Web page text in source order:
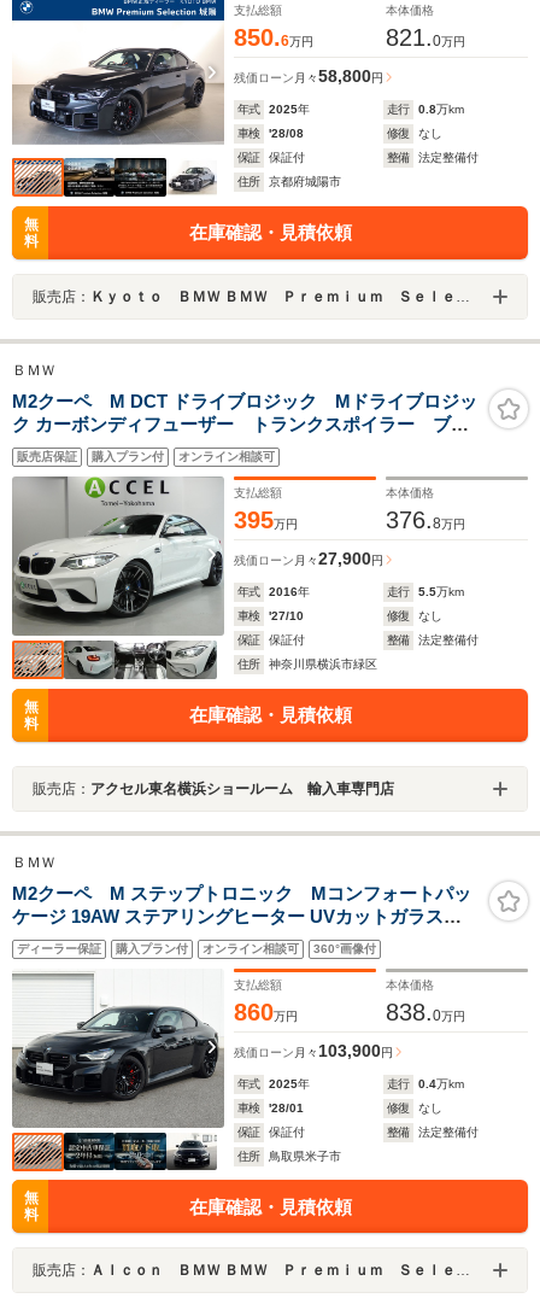
支払総額
850.6万円
本体価格
821.0万円
残価ローン 月々58,800円
年式 2025年 走行 0.8万km
車検
'28/08 修復
なし
保証
保証付 整備
法定整備付
住所
京都府城陽市
無
料
在庫確認・見積依頼
販売店： Ｋｙｏｔｏ ＢＭＷ ＢＭＷ Ｐｒｅｍｉｕｍ Ｓｅｌｅｃｔｉｏｎ 城陽
ＢＭＷ
M2クーペ M DCT ドライブロジック Mドライブロジッ
ク カーボンディフューザー トランクスポイラー ブラ
ックレザーシート&シートヒーター ナビ バックカメ
ラ ハーマンカードンサウンドシステム ブラックキド
ニーグリル 19インチアルミ
販売店保証 購入プラン付 オンライン相談可
支払総額
395万円
本体価格
376.8万円
残価ローン 月々27,900円
年式 2016年 走行 5.5万km
車検
'27/10 修復
なし
保証
保証付 整備
法定整備付
住所
神奈川県横浜市緑区
無
料
在庫確認・見積依頼
販売店： アクセル東名横浜ショールーム 輸入車専門店
ＢＭＷ
M2クーペ M ステップトロニック Mコンフォートパッ
ケージ 19AW ステアリングヒーター UVカットガラス
Harman/Kardonスピーカー MレッドキャリパーMアクセ
ントインテリアライト ACC パークアシスト シートヒー
ター
ディーラー保証 購入プラン付 オンライン相談可 360°画像付
支払総額
860万円
本体価格
838.0万円
残価ローン 月々 103,900円
年式 2025年 走行 0.4万km
車検
'28/01 修復
なし
保証
保証付 整備
法定整備付
住所
鳥取県米子市
無
料
在庫確認・見積依頼
販売店： Ａｌｃｏｎ ＢＭＷ ＢＭＷ Ｐｒｅｍｉｕｍ Ｓｅｌｅｃｔｉｏｎ米子